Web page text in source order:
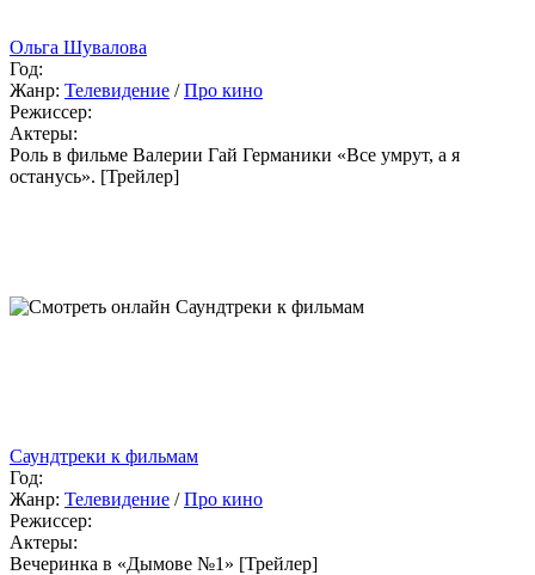
Ольга Шувалова
Год:
Жанр: Телевидение /Про кино
Режиссер:
Актеры:
Роль в фильме Валерии Гай Германики «Все умрут, а я
останусь». [Трейлер]
Саундтреки к фильмам
Год:
Жанр: Телевидение /Про кино
Режиссер:
Актеры:
Вечеринка в «Дымове №1» [Трейлер]